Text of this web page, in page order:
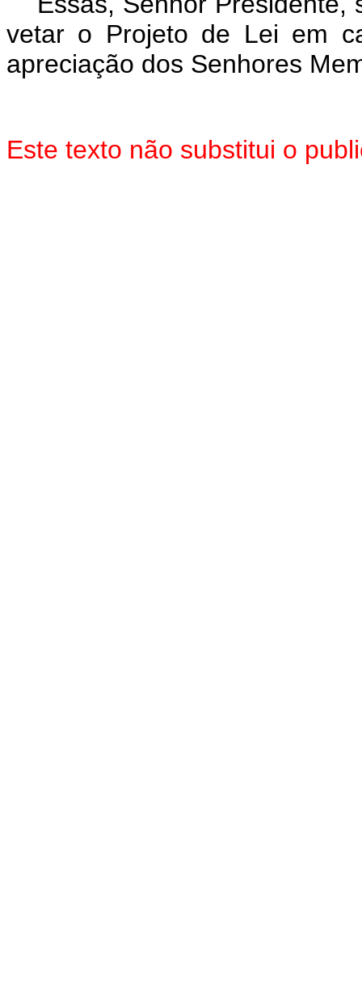
vetar o Projeto de Lei em
apreciação dos Senhores
Este texto não substitui o